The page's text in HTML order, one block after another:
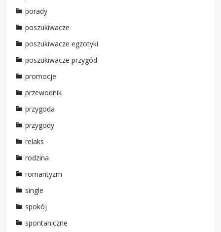
porady
poszukiwacze
poszukiwacze egzotyki
poszukiwacze przygód
promocje
przewodnik
przygoda
przygody
relaks
rodzina
romantyzm
single
spokój
spontaniczne